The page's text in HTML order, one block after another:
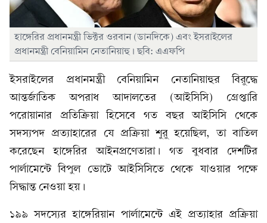
হাঙ্গেরির প্রধানমন্ত্রী ভিক্টর ওরবান (ডানদিকে) এবং ইসরাইলের
প্রধানমন্ত্রী বেনিয়ামিন নেতানিয়াহু। ছবি: এএফপি
ইসরাইলের প্রধানমন্ত্রী বেনিয়ামিন নেতানিয়াহুর বিরুদ্ধে
আন্তর্জাতিক অপরাধ আদালতের (আইসিসি) গ্রেপ্তারি
পরোয়ানার প্রতিক্রিয়া হিসেবে গত বছর আইসিসি থেকে
সদস্যপদ প্রত্যাহারের যে প্রক্রিয়া শুরু হয়েছিল, তা বাতিল
করেছেন হাঙ্গেরির আইনপ্রণেতারা। গত বুধবার দেশটির
পার্লামেন্টে বিপুল ভোটে আইসিসিতে থেকে যাওয়ার পক্ষে
সিদ্ধান্ত নেওয়া হয়।
১৯৯ সদস্যের হাঙ্গেরিয়ান পার্লামেন্টে এই প্রত্যাহার প্রক্রিয়া